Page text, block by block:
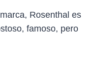
Rosenthal es
famoso, pero